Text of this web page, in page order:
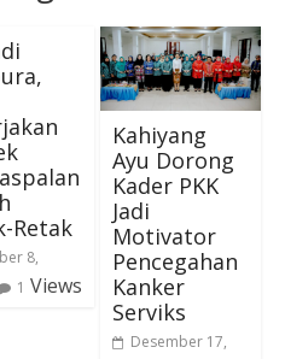
Retak
8,
1 Views
Kahiyang
Ayu Dorong
Kader PKK
Jadi
Motivator
Pencegahan
Kanker
Serviks
Desember 17,